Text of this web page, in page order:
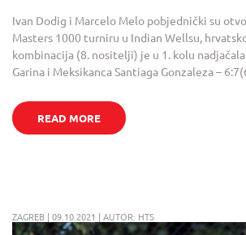
Ivan Dodig i Marcelo Melo pobjednički su
Masters 1000 turniru u Indian Wellsu,
kombinacija (8. nositelji) je u 1. kolu
Garina i Meksikanca Santiaga Gonzaleza –
READ MORE
ZAGREB | 09.10.2021 | AUTOR: HTS